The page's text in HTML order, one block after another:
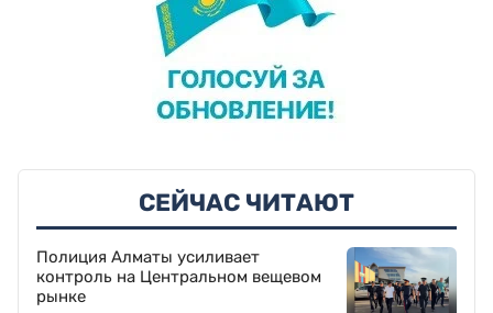
СЕЙЧАС ЧИТАЮТ
Полиция Алматы усиливает
контроль на Центральном вещевом
рынке